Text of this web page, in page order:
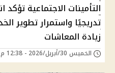
التأمينات الاجتماعية
تدريجيًا واستمرار تطوير
زيادة المعاشات
الخميس 30/أبريل/2026 - 12:38 م